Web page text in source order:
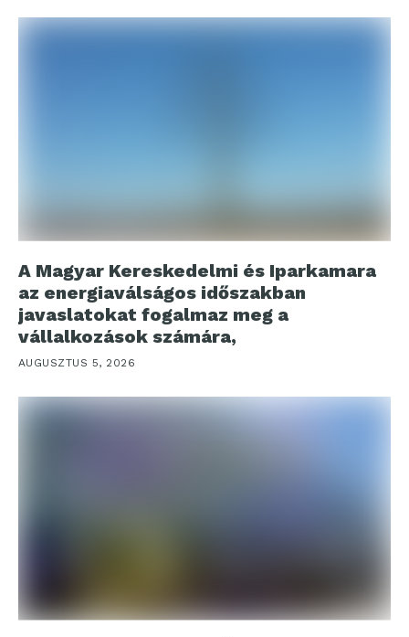
A Magyar Kereskedelmi és Iparkamara
az energiaválságos időszakban
javaslatokat fogalmaz meg a
vállalkozások számára,
AUGUSZTUS 5, 2026